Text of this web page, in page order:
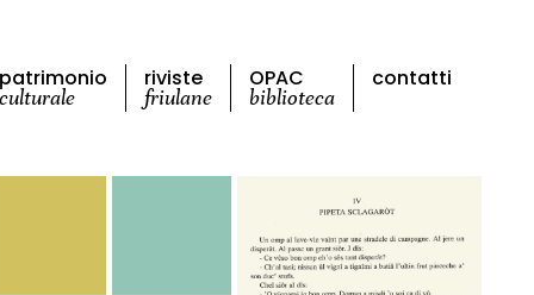
patrimonio
culturale
riviste
friulane
OPAC
biblioteca
contatti